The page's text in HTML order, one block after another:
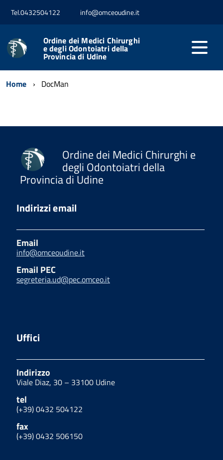
Tel.0432504122 info@omceoudine.it
Ordine dei Medici Chirurghi
e degli Odontoiatri della
Provincia di Udine
Home DocMan
Ordine dei Medici Chirurghi e
degli Odontoiatri della
Provincia di Udine
Indirizzi email
Email
info@omceoudine.it
Email PEC
segreteria.ud@pec.omceo.it
Uffici
Indirizzo
Viale Diaz, 30 – 33100 Udine
tel
(+39) 0432 504122
fax
(+39) 0432 506150